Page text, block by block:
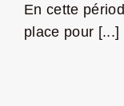
En cette
place pour [...]